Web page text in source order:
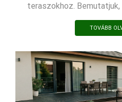
teraszokhoz.
TOVÁBB